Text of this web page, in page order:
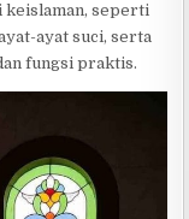
keislaman, seperti
ayat suci, serta
fungsi praktis.